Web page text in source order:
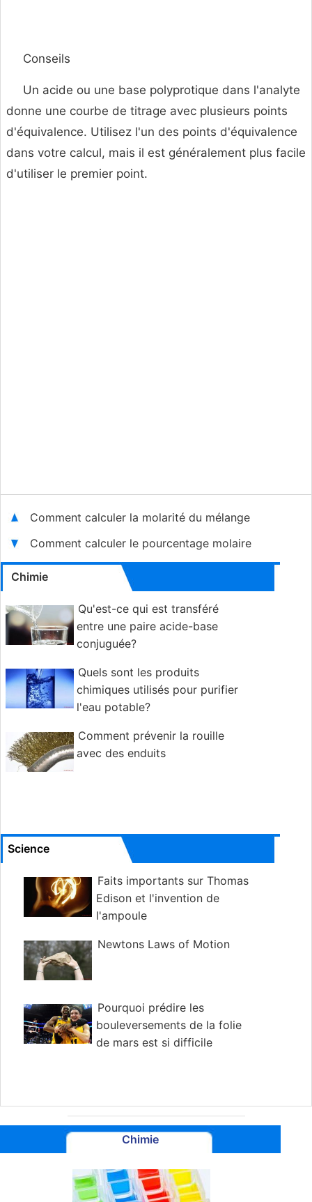
Conseils
Un acide ou une base polyprotique dans l'analyte
donne une courbe de titrage avec plusieurs points
d'équivalence. Utilisez l'un des points d'équivalence
dans votre calcul, mais il est généralement plus facile
d'utiliser le premier point.
Comment calculer la molarité du mélange
Comment calculer le pourcentage molaire
Chimie
Qu'est-ce qui est transféré
entre une paire acide-base
conjuguée?
Quels sont les produits
chimiques utilisés pour purifier
l'eau potable?
Comment prévenir la rouille
avec des enduits
Science
Faits importants sur Thomas
Edison et l'invention de
l'ampoule
Newtons Laws of Motion
Pourquoi prédire les
bouleversements de la folie
de mars est si difficile
Chimie